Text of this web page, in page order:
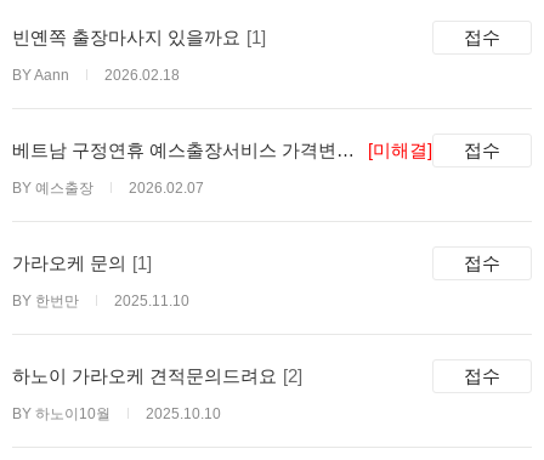
빈옌쪽 출장마사지 있을까요 [1] 접수
BY Aann 2026.02.18
베트남 구정연휴 예스출장서비스 가격변동
[미해결] 접수
BY 예스출장 2026.02.07
가라오케 문의 [1] 접수
BY 한번만 2025.11.10
하노이 가라오케 견적문의드려요 [2] 접수
BY 하노이10월 2025.10.10